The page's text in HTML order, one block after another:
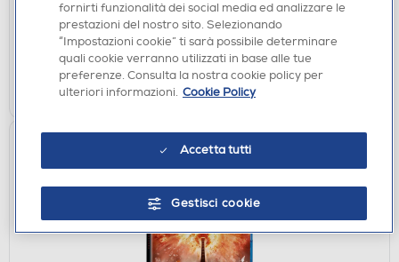
Acquisto online:disponibile
Ritiro in negozio in 30' gratuito:verifica
AGGIUNGI
fornirti funzionalità dei social media ed analizzare le
prestazioni del nostro sito. Selezionando
“Impostazioni cookie” ti sarà possibile determinare
quali cookie verranno utilizzati in base alle tue
preferenze. Consulta la nostra cookie policy per
ulteriori informazioni. Cookie Policy
Accetta tutti
Gestisci cookie